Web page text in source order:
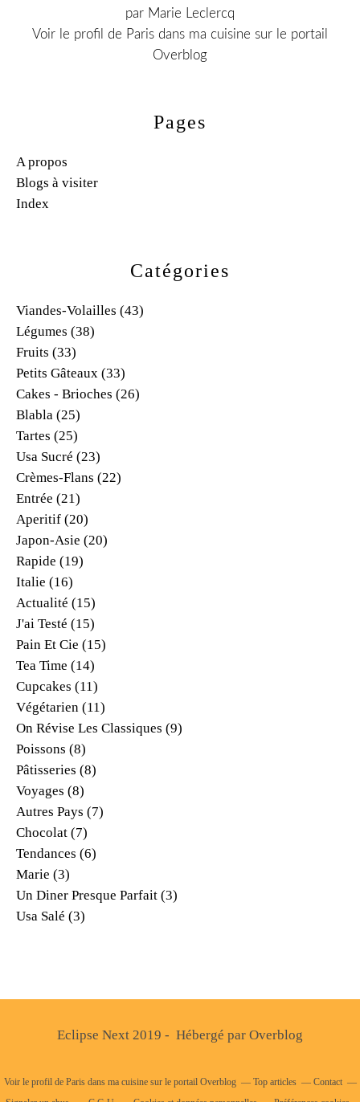
Catégories
Viandes-Volailles (43)
Légumes (38)
Fruits (33)
Petits Gâteaux (33)
Cakes - Brioches (26)
Blabla (25)
Tartes (25)
Usa Sucré (23)
Crèmes-Flans (22)
Entrée (21)
Aperitif (20)
Japon-Asie (20)
Rapide (19)
Italie (16)
Actualité (15)
J'ai Testé (15)
Pain Et Cie (15)
Tea Time (14)
Cupcakes (11)
Végétarien (11)
On Révise Les Classiques (9)
Poissons (8)
Pâtisseries (8)
Voyages (8)
Autres Pays (7)
Chocolat (7)
Tendances (6)
Marie (3)
Un Diner Presque Parfait (3)
Usa Salé (3)
Pages
A propos
Blogs à visiter
Index
par Marie Leclercq
Voir le profil de Paris dans ma cuisine sur le portail
Overblog
Eclipse Next 2019 - Hébergé par Overblog
Voir le profil de Paris dans ma cuisinesur le portail Overblog Top articles
Contact